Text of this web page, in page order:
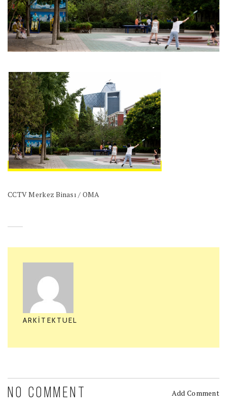
CCTV Merkez Binası / OMA
ARKITEKTUEL
NO COMMENT Add Comment